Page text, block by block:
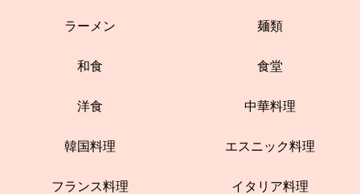
ラーメン 麺類
和食 食堂
洋食 中華料理
韓国料理 エスニック料理
フランス料理 イタリア料理